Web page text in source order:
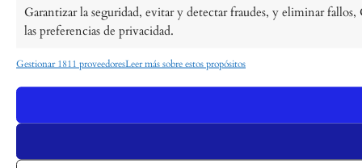
Garantizar la seguridad, evitar y detectar fraudes, y eliminar
las preferencias de privacidad.
Gestionar 1811 proveedoresLeer más sobre estos propósitos